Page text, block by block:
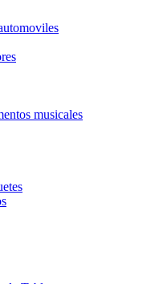
musicales